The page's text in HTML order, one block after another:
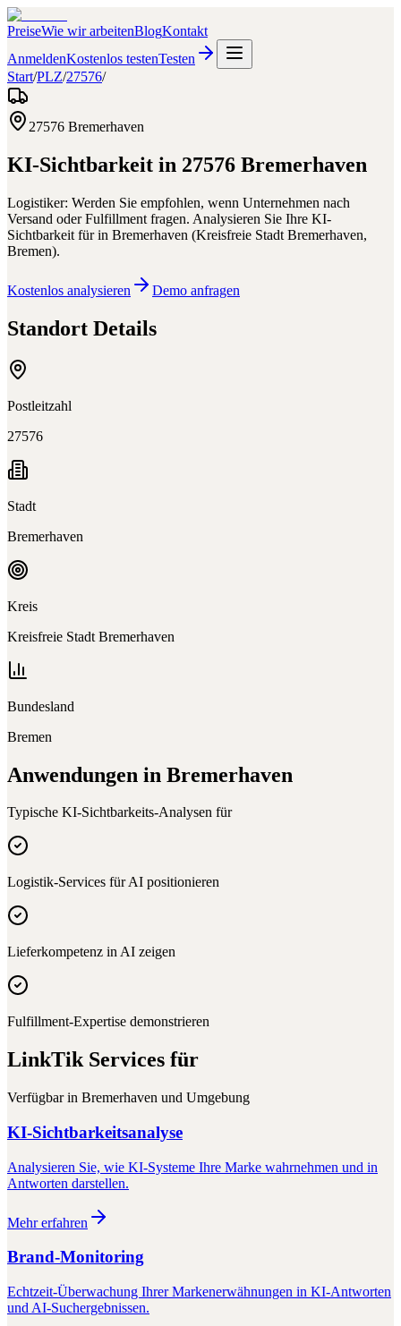
PreiseWie wir arbeitenBlogKontakt
AnmeldenKostenlos testenTesten
Start/PLZ/27576/
27576 Bremerhaven
KI-Sichtbarkeit in 27576 Bremerhaven
Logistiker: Werden Sie empfohlen, wenn Unternehmen nach
Versand oder Fulfillment fragen. Analysieren Sie Ihre KI-
Sichtbarkeit fürin Bremerhaven (Kreisfreie Stadt Bremerhaven,
Bremen).
Kostenlos analysieren Demo anfragen
Standort Details
Postleitzahl
27576
Stadt
Bremerhaven
Kreis
Kreisfreie Stadt Bremerhaven
Bundesland
Bremen
Anwendungen in Bremerhaven
Typische KI-Sichtbarkeits-Analysen für
Logistik-Services für AI positionieren
Lieferkompetenz in AI zeigen
Fulfillment-Expertise demonstrieren
LinkTik Services für
Verfügbar in Bremerhaven und Umgebung
KI-Sichtbarkeitsanalyse
Analysieren Sie, wie KI-Systeme Ihre Marke wahrnehmen und in
Antworten darstellen.
Mehr erfahren
Brand-Monitoring
Echtzeit-Überwachung Ihrer Markenerwähnungen in KI-Antworten
und AI-Suchergebnissen.